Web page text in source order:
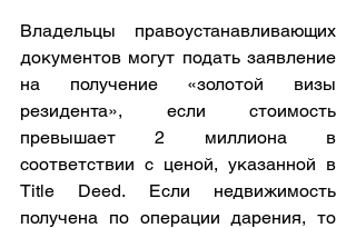
Владельцы правоустанавливающих
документов могут подать заявление
на получение «золотой визы
резидента», если стоимость
превышает 2 миллиона в
соответствии с ценой, указанной в
Title Deed. Если недвижимость
получена по операции дарения, то